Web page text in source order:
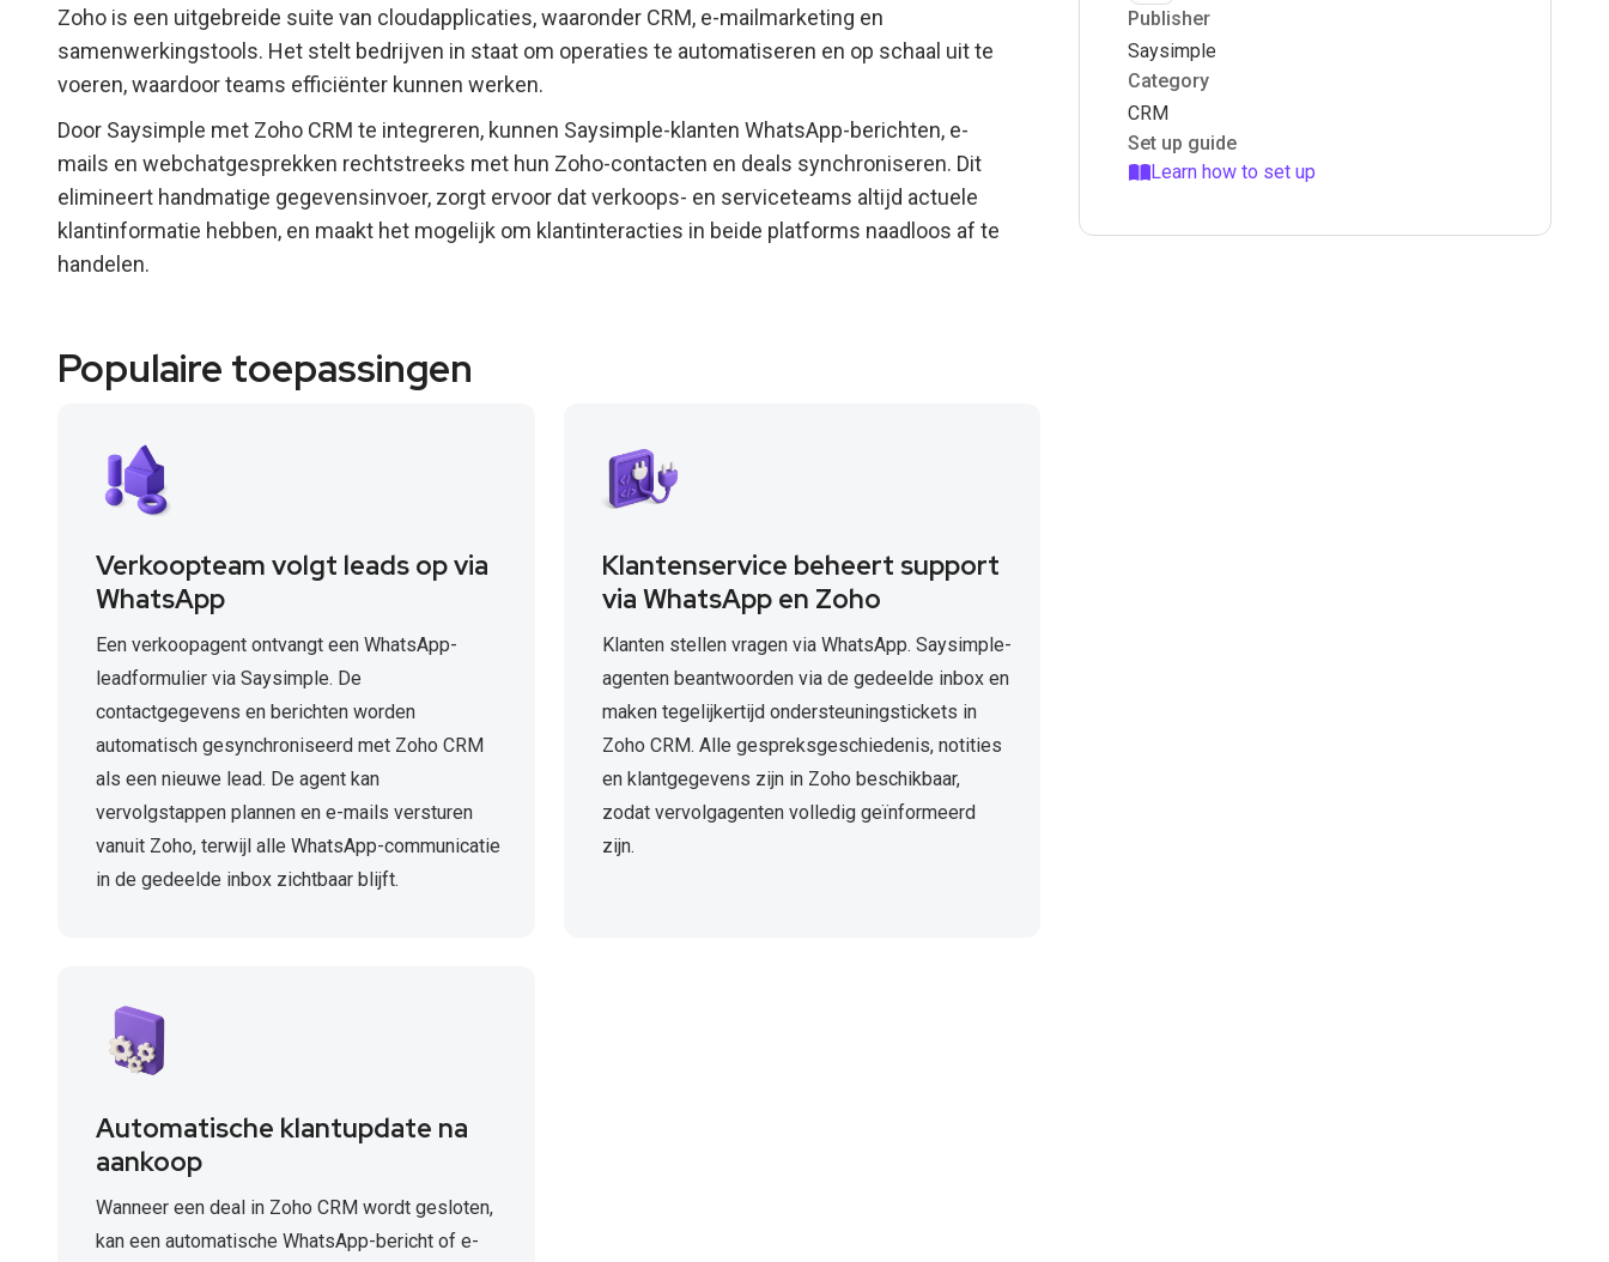
Zoho is een uitgebreide suite van cloudapplicaties, waaronder CRM, e-mailmarketing en
samenwerkingstools. Het stelt bedrijven in staat om operaties te automatiseren en op schaal uit te
voeren, waardoor teams efficiënter kunnen werken.
Door Saysimple met Zoho CRM te integreren, kunnen Saysimple-klanten WhatsApp-berichten, e-
mails en webchatgesprekken rechtstreeks met hun Zoho-contacten en deals synchroniseren. Dit
elimineert handmatige gegevensinvoer, zorgt ervoor dat verkoops- en serviceteams altijd actuele
klantinformatie hebben, en maakt het mogelijk om klantinteracties in beide platforms naadloos af te
handelen.
Populaire toepassingen
Verkoopteam volgt leads op via
WhatsApp
Een verkoopagent ontvangt een WhatsApp-
leadformulier via Saysimple. De
contactgegevens en berichten worden
automatisch gesynchroniseerd met Zoho CRM
als een nieuwe lead. De agent kan
vervolgstappen plannen en e-mails versturen
vanuit Zoho, terwijl alle WhatsApp-communicatie
in de gedeelde inbox zichtbaar blijft.
Klantenservice beheert support
via WhatsApp en Zoho
Klanten stellen vragen via WhatsApp. Saysimple-
agenten beantwoorden via de gedeelde inbox en
maken tegelijkertijd ondersteuningstickets in
Zoho CRM. Alle gespreksgeschiedenis, notities
en klantgegevens zijn in Zoho beschikbaar,
zodat vervolgagenten volledig geïnformeerd
zijn.
Automatische klantupdate na
aankoop
Wanneer een deal in Zoho CRM wordt gesloten,
kan een automatische WhatsApp-bericht of e-
Publisher
Saysimple
Category
CRM
Set up guide
Learn how to set up